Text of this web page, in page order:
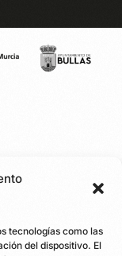
tecnologías como las
del dispositivo. El